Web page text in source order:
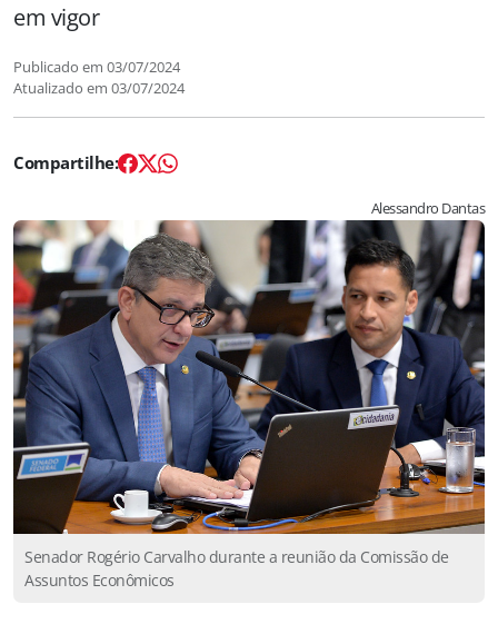
em vigor
Publicado em 03/07/2024
Atualizado em 03/07/2024
Alessandro Dantas
Senador Rogério Carvalho durante a reunião da Comissão de
Assuntos Econômicos